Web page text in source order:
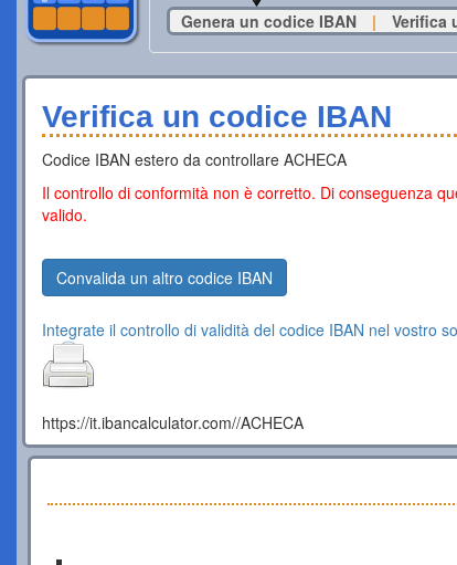
Genera un codice IBAN | Verifica
Verifica un codice IBAN
Codice IBAN estero da controllare ACHECA
Il controllo di conformità non è corretto. Di conseguenza
valido.
Convalida un altro codice IBAN
Integrate il controllo di validità del codice IBAN nel vostro
https://it.ibancalculator.com//ACHECA